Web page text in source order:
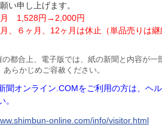
い申し上げます。
月 1,528円 →2,000円
、６ヶ月、 12ヶ月は休止（単品売りは継
の都合上、電子版では、紙の新聞と内容が一
あらかじめご容赦ください。
聞オンライン.COMをご利用の方は、ヘ
。
online.com/info/visitor.html